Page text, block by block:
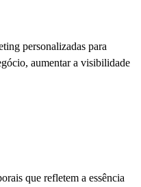
personalizadas para
aumentar a visibilidade
que refletem a essência